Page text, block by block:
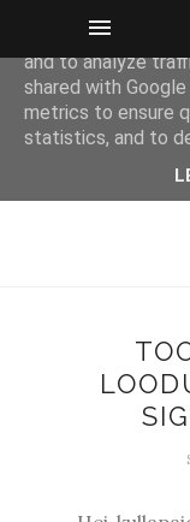
This site uses
and to analyze
shared with
metrics to ensure
statistics, and to